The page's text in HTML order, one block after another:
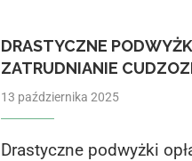
DRASTYCZNE
ZATRUDNIANIE
13 października 2025
Drastyczne podwyżki